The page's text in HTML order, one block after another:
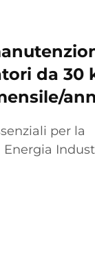
da 30
per la
Energia
un